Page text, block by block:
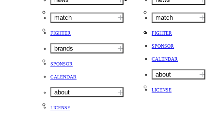
match
FIGHTER
brands
SPONSOR
CALENDAR
about
LICENSE
match
FIGHTER
SPONSOR
CALENDAR
about
LICENSE